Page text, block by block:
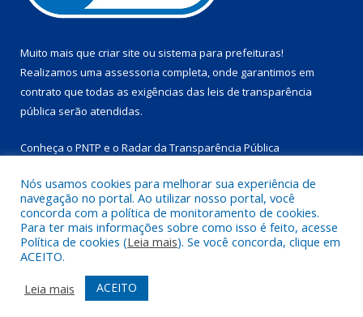
Muito mais que criar site ou sistema para prefeituras!
Realizamos uma assessoria completa, onde garantimos em
contrato que todas as exigências das leis de transparência
pública serão atendidas.
Conheça o PNTP e o Radar da Transparência Pública
Todos os direitos reservados a Prefeitura Municipal de
Marapanim.
Mapa do Site
Acessar Área Administrativa
Acessar Webmail
Nós usamos cookies para melhorar sua experiência de
navegação no portal. Ao utilizar nosso portal, você
concorda com a política de monitoramento de cookies.
Para ter mais informações sobre como isso é feito, acesse
Política de cookies (Leia mais). Se você concorda, clique em
ACEITO.
Leia mais
ACEITO